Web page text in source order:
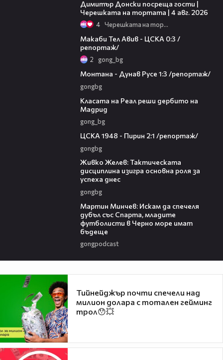
Димитър Донски посреща гости |
Черешката на тортата | 4 авг. 2026
4 Черешката на тортата
Макаби Тел Авив - ЦСКА 0:3 /
репортаж/
2 gong_bg
Монтана - Дунав Русе 1:3 /репортаж/
gongbg
Класата на Реал реши дербито на
Мадрид
gong_bg
ЦСКА 1948 - Пирин 2:1 /репортаж/
gongbg
Живко Желев: Тактическата
дисциплина изигра основна роля за
успеха днес
gongbg
Мартин Минчев: Искам да спечеля
дубъл със Спарта, младите
футболисти в Черно море имат
бъдеще
gongpodcast
Тийнейджър почти спечели над
милион долара с тотален гейминг
трол😯💥